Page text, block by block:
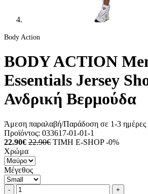
Body Action
BODY ACTION
Essentials Jersey
Ανδρική Βερμούδα
Άμεση παραλαβή/Παράδοση σε 1-3 ημέρες
Προϊόντος: 033617-01-01-1
22.90€ 22.90€ ΤΙΜΗ E-SHOP -0%
Χρώμα
Μέγεθος
Ποσότητα
-product.increase.quantity +